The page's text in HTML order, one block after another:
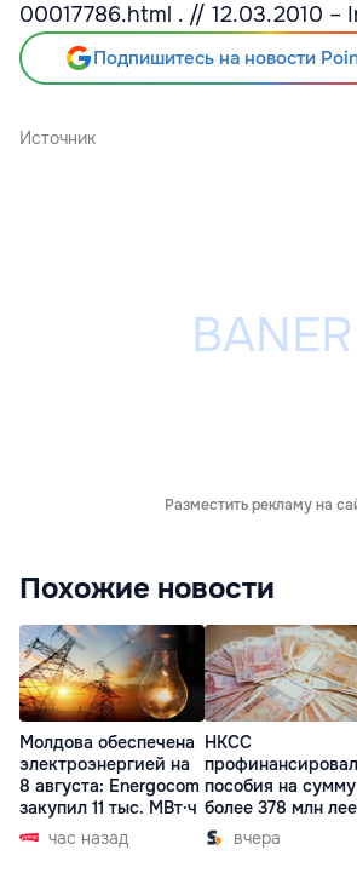
00017786.html . // 12.03.2010 –
Подпишитесь на новости
Источник
Разместить рекламу на
Похожие новости
Молдова обеспечена
электроэнергией на
8 августа: Energocom
закупил 11 тыс. МВт·ч
час назад
НКСС
пособия на сумму
более 378 млн
вчера